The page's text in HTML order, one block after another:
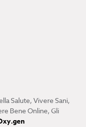
Salute, Vivere Sani,
Bene Online, Gli